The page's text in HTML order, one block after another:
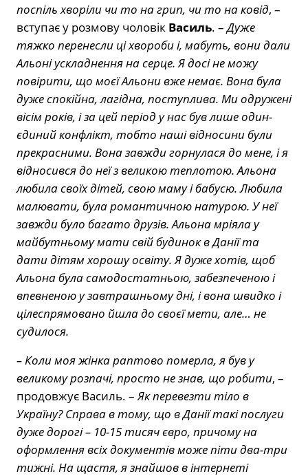
поспіль хворіли чи то на грип, чи то на ковід, –
вступає у розмову чоловік Василь. –Дуже
тяжко перенесли ці хвороби і, мабуть, вони дали
Альоні ускладнення на серце. Я досі не можу
повірити, що моєї Альони вже немає. Вона була
дуже спокійна, лагідна, поступлива. Ми одружені
вісім років, і за цей період у нас був лише один-
єдиний конфлікт, тобто наші відносини були
прекрасними. Вона завжди горнулася до мене, і я
відносився до неї з великою теплотою. Альона
любила своїх дітей, свою маму і бабусю. Любила
малювати, була романтичною натурою. У неї
завжди було багато друзів. Альона мріяла у
майбутньому мати свій будинок в Данії та
дати дітям хорошу освіту. Я дуже хотів, щоб
Альона була самодостатньою, забезпеченою і
впевненою у завтрашньому дні, і вона швидко і
цілеспрямовано йшла до своєї мети, але… не
судилося.
– Коли моя жінка раптово померла, я був у
великому розпачі, просто не знав, що робити, –
продовжує Василь. –Як перевезти тіло в
Україну? Справа в тому, що в Данії такі послуги
дуже дорогі – 10-15 тисяч євро, причому на
оформлення всіх документів може піти два-три
тижні. На щастя, я знайшов в інтернеті